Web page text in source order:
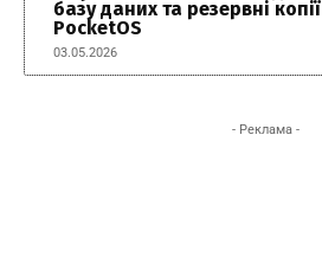
базу даних та резервні
PocketOS
03.05.2026
- Реклама -